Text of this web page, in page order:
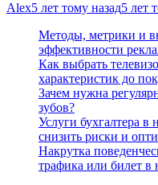
Alex5 лет тому назад5 лет
Методы, метрики и
эффективности
Как выбрать
характеристик до
Зачем нужна
зубов?
Услуги бухгалтера в
снизить риски и
Накрутка
трафика или билет в